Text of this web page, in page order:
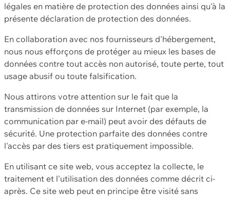
légales en matière de protection des données ainsi qu'à la
présente déclaration de protection des données.
En collaboration avec nos fournisseurs d'hébergement,
nous nous efforçons de protéger au mieux les bases de
données contre tout accès non autorisé, toute perte, tout
usage abusif ou toute falsification.
Nous attirons votre attention sur le fait que la
transmission de données sur Internet (par exemple, la
communication par e-mail) peut avoir des défauts de
sécurité. Une protection parfaite des données contre
l'accès par des tiers est pratiquement impossible.
En utilisant ce site web, vous acceptez la collecte, le
traitement et l'utilisation des données comme décrit ci-
après. Ce site web peut en principe être visité sans